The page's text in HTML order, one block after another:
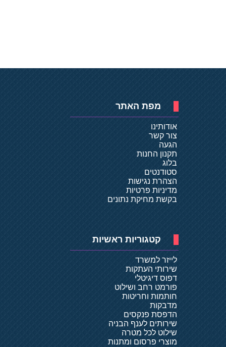
מפת האתר
אודותינו
צור קשר
הגעה
תקנון החנות
בלוג
סטודנטים
הצהרת נגישות
מדיניות פרטיות
בקשת מחיקת נתונים
קטגוריות ראשיות
לייזר למשרד
שירותי העתקות
דפוס דיגיטלי
פורמט רחב ושילוט
חותמות וחריטות
מדבקות
הדפסת פנקסים
שירותים לענף הבניה
שילוט לכל מטרה
מוצרי פרסום ומתנות